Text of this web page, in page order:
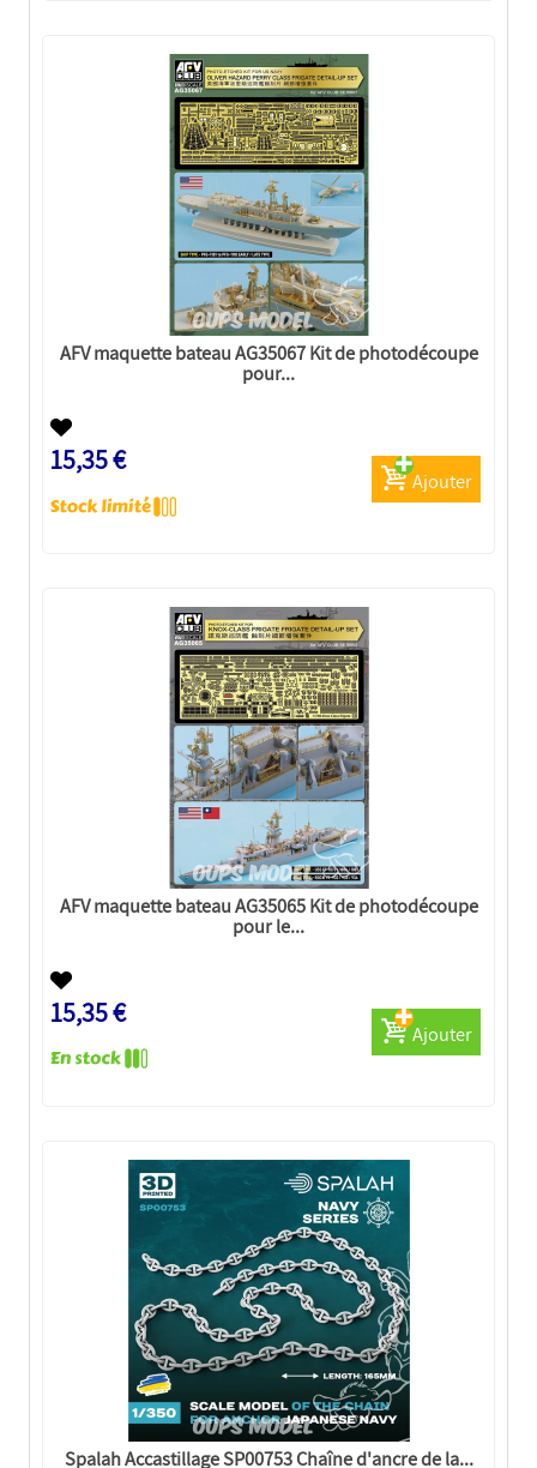
AFV maquette bateau AG35067 Kit de photodécoupe
pour...
15,35 €
Ajouter
AFV maquette bateau AG35065 Kit de photodécoupe
pour le...
15,35 €
Ajouter
Spalah Accastillage SP00753 Chaîne d'ancre de la...